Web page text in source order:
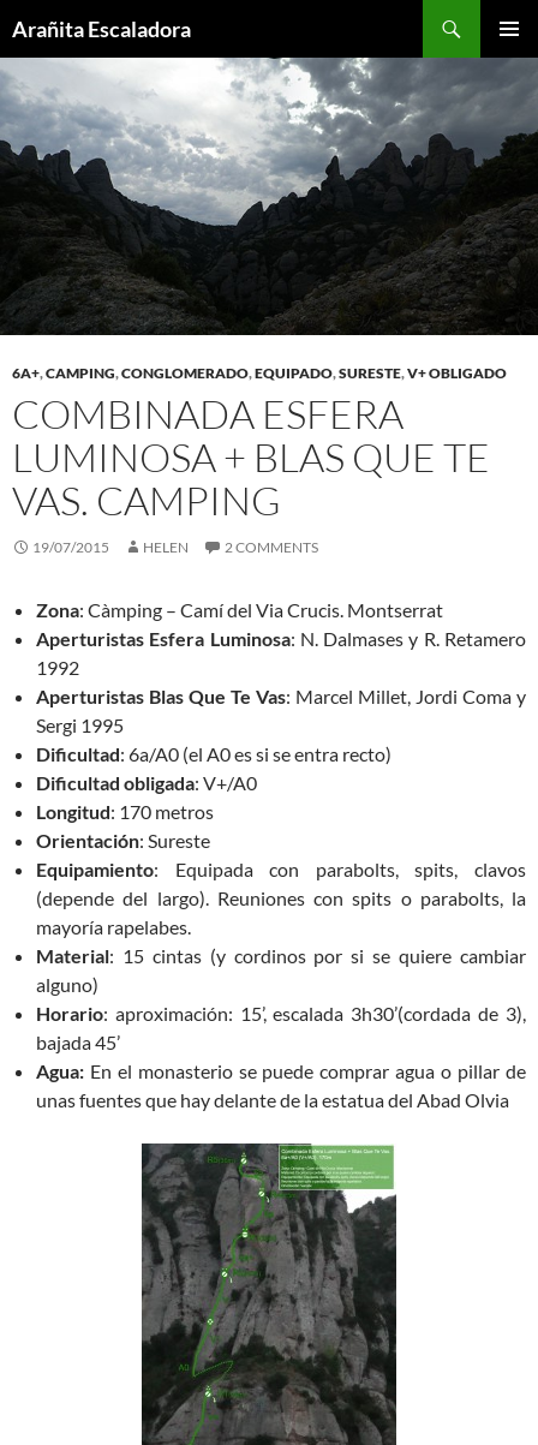
to
content
Arañita Escaladora
MENU
6A+,CAMPING,CONGLOMERADO,EQUIPADO,SURESTE,V+ OBLIGADO
COMBINADA ESFERA
LUMINOSA + BLAS QUE TE
VAS. CAMPING
19/07/2015 HELEN 2 COMMENTS
Zona: Càmping – Camí del Via Crucis. Montserrat
Aperturistas Esfera Luminosa: N. Dalmases y R. Retamero
1992
Aperturistas Blas Que Te Vas: Marcel Millet, Jordi Coma y
Sergi 1995
Dificultad: 6a/A0 (el A0 es si se entra recto)
Dificultad obligada: V+/A0
Longitud: 170 metros
Orientación: Sureste
Equipamiento: Equipada con parabolts, spits, clavos
(depende del largo). Reuniones con spits o parabolts, la
mayoría rapelabes.
Material: 15 cintas (y cordinos por si se quiere cambiar
alguno)
Horario: aproximación: 15’, escalada 3h30’(cordada de 3),
bajada 45’
Agua: En el monasterio se puede comprar agua o pillar de
unas fuentes que hay delante de la estatua del Abad Olvia